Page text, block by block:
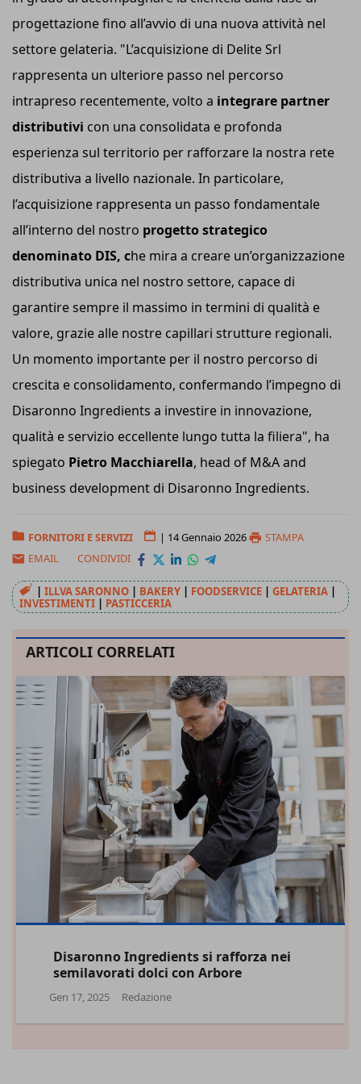
progettazione fino all’avvio di una nuova attività nel
settore gelateria. "L’acquisizione di Delite Srl
rappresenta un ulteriore passo nel percorso
intrapreso recentemente, volto a integrare partner
distributivi con una consolidata e profonda
esperienza sul territorio per rafforzare la nostra rete
distributiva a livello nazionale. In particolare,
l’acquisizione rappresenta un passo fondamentale
all’interno del nostro progetto strategico
denominato DIS, che mira a creare un’organizzazione
distributiva unica nel nostro settore, capace di
garantire sempre il massimo in termini di qualità e
valore, grazie alle nostre capillari strutture regionali.
Un momento importante per il nostro percorso di
crescita e consolidamento, confermando l’impegno di
Disaronno Ingredients a investire in innovazione,
qualità e servizio eccellente lungo tutta la filiera", ha
spiegato Pietro Macchiarella, head of M&A and
business development di Disaronno Ingredients.
FORNITORI E SERVIZI | 14 Gennaio 2026
STAMPA
EMAIL
CONDIVIDI
| ILLVA SARONNO | BAKERY | FOODSERVICE | GELATERIA |
INVESTIMENTI | PASTICCERIA
ARTICOLI CORRELATI
Disaronno Ingredients si rafforza nei
semilavorati dolci con Arbore
Gen 17, 2025 Redazione